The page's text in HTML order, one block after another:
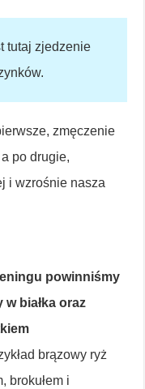
tutaj zjedzenie
zmęczenie
po drugie,
i wzrośnie nasza
powinniśmy
białka oraz
brązowy ryż
brokułem i